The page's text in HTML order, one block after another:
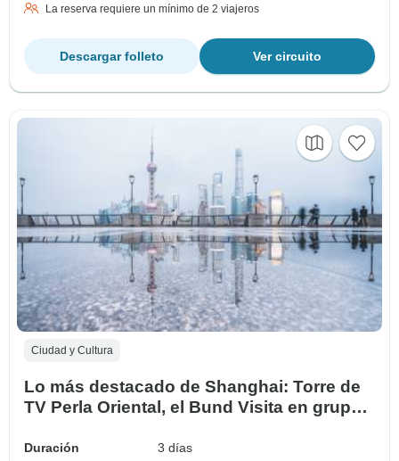
La reserva requiere un mínimo de 2 viajeros
Ver circuito
Descargar folleto
Ciudad y Cultura
Lo más destacado de Shanghai: Torre de
TV Perla Oriental, el Bund Visita en grupo
Duración
3 días